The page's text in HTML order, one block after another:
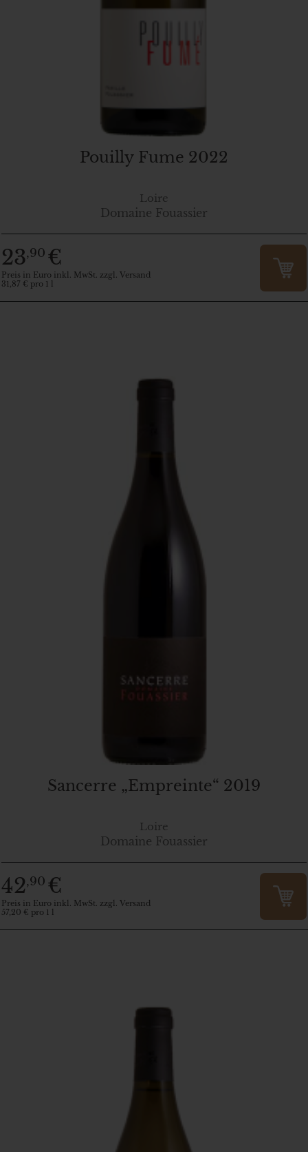
Pouilly Fume 2022
Loire
Domaine Fouassier
23,90 €
Preis in Euro inkl. MwSt. zzgl. Versand
31,87 € pro 1 l
Sancerre „Empreinte“ 2019
Loire
Domaine Fouassier
42,90 €
Preis in Euro inkl. MwSt. zzgl. Versand
57,20 € pro 1 l